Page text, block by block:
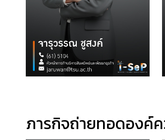
ภารกิจถ่ายทอดองค์